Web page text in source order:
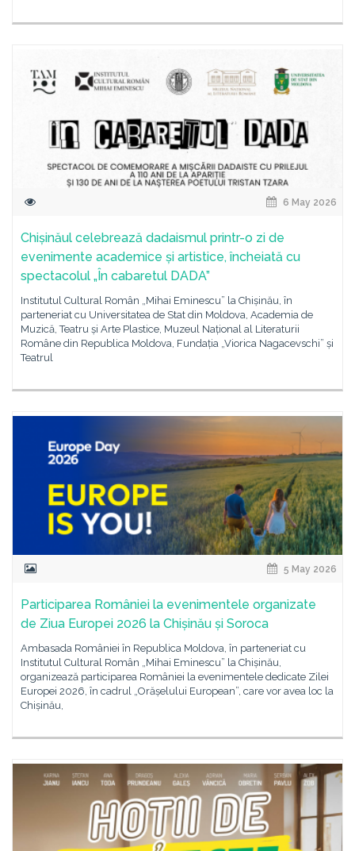
6 May 2026
Chișinăul celebrează dadaismul printr-o zi de
evenimente academice și artistice, încheiată cu
spectacolul „În cabaretul DADA”
Institutul Cultural Român „Mihai Eminescu” la Chișinău, în
parteneriat cu Universitatea de Stat din Moldova, Academia de
Muzică, Teatru și Arte Plastice, Muzeul Național al Literaturii
Române din Republica Moldova, Fundația „Viorica Nagacevschi” și
Teatrul
5 May 2026
Participarea României la evenimentele organizate
de Ziua Europei 2026 la Chișinău și Soroca
Ambasada României în Republica Moldova, în parteneriat cu
Institutul Cultural Român „Mihai Eminescu” la Chișinău,
organizează participarea României la evenimentele dedicate Zilei
Europei 2026, în cadrul „Orășelului European”, care vor avea loc la
Chișinău,